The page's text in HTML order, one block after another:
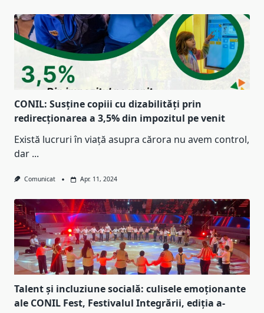
CONIL: Susține copiii cu dizabilități prin
redirecționarea a 3,5% din impozitul pe venit
Există lucruri în viață asupra cărora nu avem control,
dar ...
Comunicat Apr. 11, 2024
Talent și incluziune socială: culisele emoționante
ale CONIL Fest, Festivalul Integrării, ediția a-